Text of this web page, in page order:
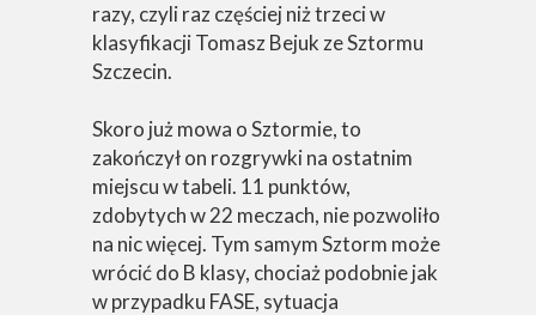
razy, czyli raz częściej niż trzeci w
klasyfikacji Tomasz Bejuk ze Sztormu
Szczecin.
Skoro już mowa o Sztormie, to
zakończył on rozgrywki na ostatnim
miejscu w tabeli. 11 punktów,
zdobytych w 22 meczach, nie pozwoliło
na nic więcej. Tym samym Sztorm może
wrócić do B klasy, chociaż podobnie jak
w przypadku FASE, sytuacja